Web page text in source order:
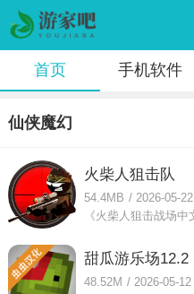
首页 手机软件
仙侠魔幻
火柴人狙击队
54.4MB / 2026-05-22
甜瓜游乐场12.2
48.52M / 2026-05-12